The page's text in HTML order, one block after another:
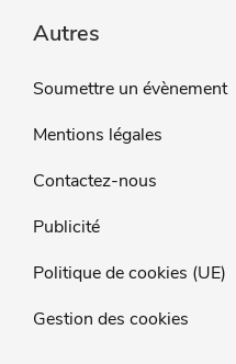
Autres
Soumettre un évènement
Mentions légales
Contactez-nous
Publicité
Politique de cookies (UE)
Gestion des cookies